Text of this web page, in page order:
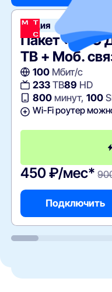
Акция
Пакет «МТС
ТВ + Моб.
100Мбит/с
233ТВ89 HD
800минут, 100
Wi-Fi роутер
450 ₽/мес*
Подключить